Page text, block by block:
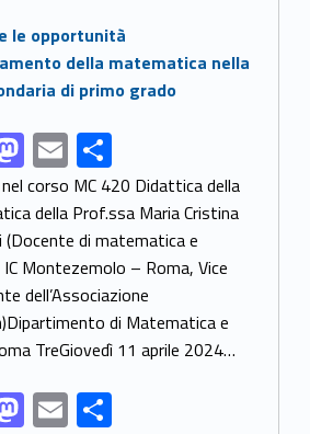
M
as
to
d
o
n
E
m
ai
l
S
h
ar
e
corso MC 420 Didattica della
della Prof.ssa Maria Cristina
(Docente di matematica e
Montezemolo – Roma, Vice
dell’Associazione
di Matematica e
TreGiovedì 11 aprile 2024…
M E S